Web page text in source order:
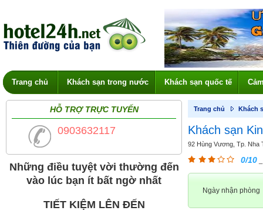
Trang chủ Khách sạn trong nước Khách sạn quốc tế
HỖ TRỢ TRỰC TUYẾN
0903632117
Những điều tuyệt vời thường đến
vào lúc bạn ít bất ngờ nhất
TIẾT KIỆM LÊN ĐẾN
Trang chủ Khách
Khách sạn
92 Hùng Vương, Tp. Nha
0/10
Ngày nhận phòng